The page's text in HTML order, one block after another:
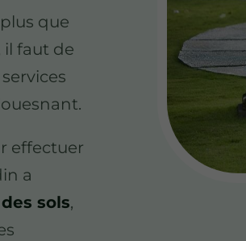
que
il faut de
effectuer
a
sols,